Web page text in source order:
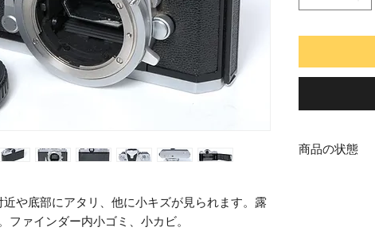
や底部にアタリ、他に小キズが見られます。露
ファインダー内小ゴミ、小カビ。
商品の状態